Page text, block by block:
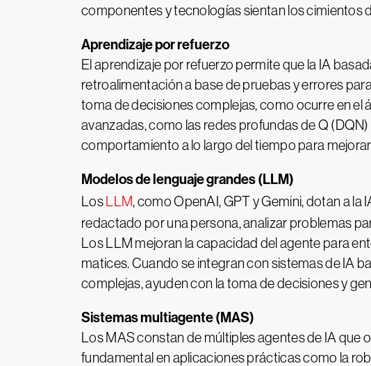
componentes y tecnologías sientan los cimientos
Aprendizaje por refuerzo
El aprendizaje por refuerzo permite que la IA
retroalimentación a base de pruebas y errores
toma de decisiones complejas, como ocurre en el
avanzadas, como las redes profundas de Q
comportamiento a lo largo del tiempo para
Modelos de lenguaje grandes (LLM)
Los LLM, como OpenAI, GPT y Gemini, dotan a
redactado por una persona, analizar problemas
Los LLM mejoran la capacidad del agente para
matices. Cuando se integran con sistemas de IA
complejas, ayuden con la toma de decisiones y
Sistemas multiagente (MAS)
Los MAS constan de múltiples agentes de IA
fundamental en aplicaciones prácticas como la